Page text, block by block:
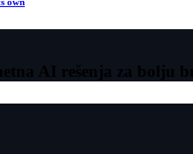
AI rešenja za bolju